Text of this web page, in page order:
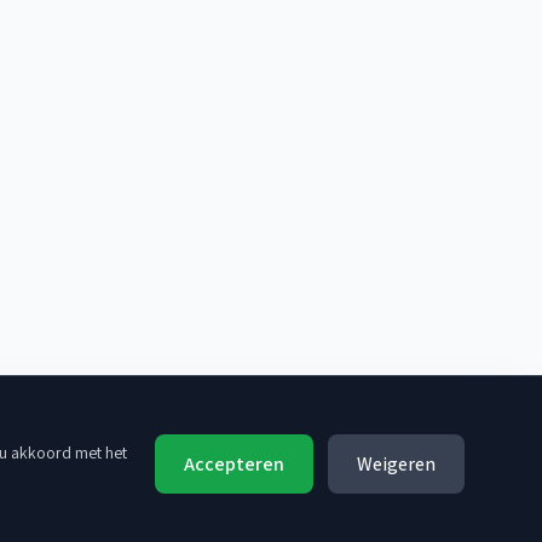
akkoord met het
Accepteren Weigeren